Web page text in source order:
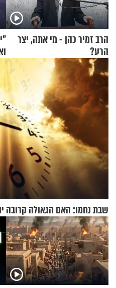
הרב זמיר כהן - מי אתה, יצר
הרע?
שבת נחמו: האם הגאולה קרובה